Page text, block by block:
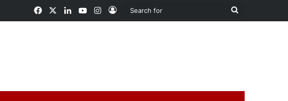
FacebookLinkedInYouTubeInstagram
Log In
Search